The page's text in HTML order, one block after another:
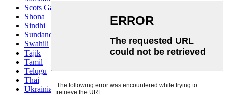
Scots Gaelic
Shona
Sindhi
Sundanese
Swahili
Tajik
Tamil
Telugu
Thai
Ukrainian